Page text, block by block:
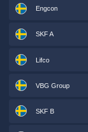
Engcon
SKF A
Lifco
VBG Group
SKF B